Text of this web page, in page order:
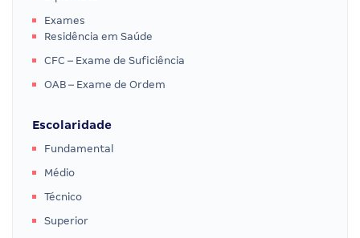
Exames
Residência em Saúde
CFC – Exame de Suficiência
OAB – Exame de Ordem
Escolaridade
Fundamental
Médio
Técnico
Superior